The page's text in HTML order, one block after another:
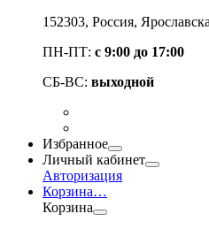
152303, Россия,
ПН-ПТ: с 9:00 до 17:00
СБ-ВС: выходной
Избранное
Личный кабинет
Авторизация
Корзина…
Корзина